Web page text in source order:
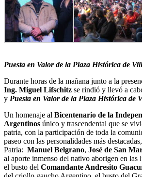
Puesta en Valor de la Plaza Histórica de
Durante horas de la mañana junto a la
Ing. Miguel Lifschitz se rindió y llevó a
y Puesta en Valor de la Plaza Histórica de
Un homenaje al Bicentenario de la
Argentinos único y trascendental que se
patria, con la participación de toda la
paseo con las personalidades más
Patria: Manuel Belgrano, José de San
al aporte inmenso del nativo aborigen en las
el busto del Comandante Andresito